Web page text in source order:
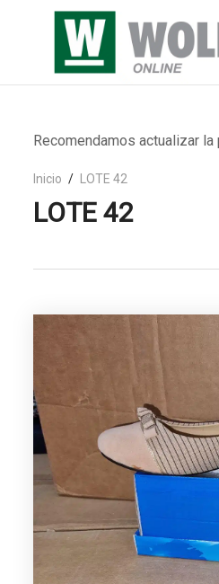
Recomendamos actualizar
Inicio LOTE 42
LOTE 42